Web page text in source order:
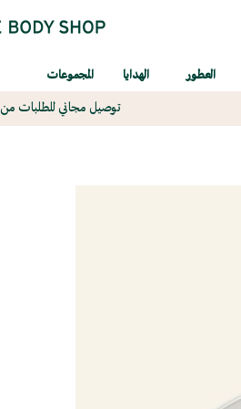
العطور الهدايا المجموعات
توصيل مجاني للطلبات من 199 ريال